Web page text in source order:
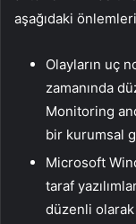
aşağıdaki
Olayların uç
zamanında
Monitoring
bir kurumsal
Microsoft
taraf
düzenli